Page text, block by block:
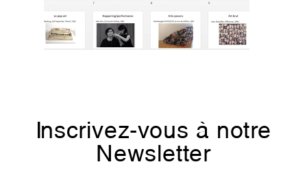
Inscrivez-vous à notre
Newsletter